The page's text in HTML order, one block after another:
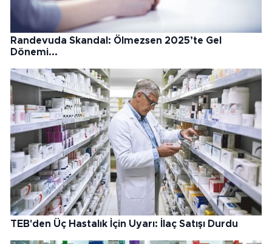
Randevuda Skandal: Ölmezsen 2025’te Gel
Dönemi...
TEB'den Üç Hastalık İçin Uyarı: İlaç Satışı Durdu